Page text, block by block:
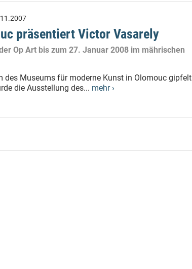
präsentiert Victor Vasarely
Op Art bis zum 27. Januar 2008 im mährischen
Museums für moderne Kunst in Olomouc gipfelt
die Ausstellung des... mehr ›